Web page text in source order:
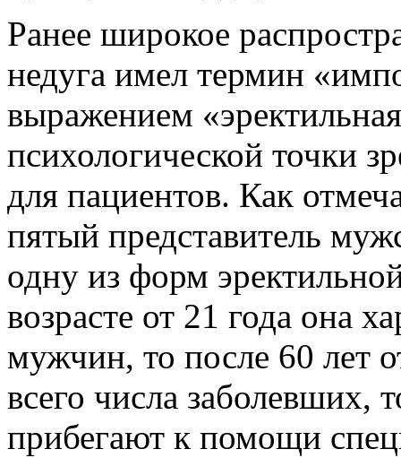
Ранее широкое
недуга имел термин
выражением
психологической точки
для пациентов. Как
пятый представитель
одну из форм
возрасте от 21 года она
мужчин, то после 60 лет
всего числа заболевших,
прибегают к помощи